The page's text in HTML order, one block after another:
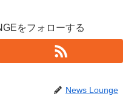
をフォローする
News Lounge